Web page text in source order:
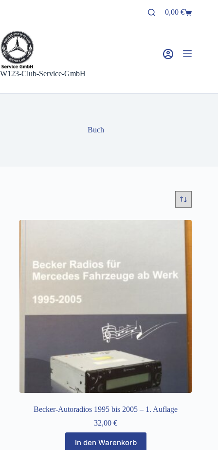
Warenkorb
0,00€
W123-Club-Service-GmbH
Buch
Becker-Autoradios 1995 bis 2005 – 1. Auflage
32,00€
In den Warenkorb